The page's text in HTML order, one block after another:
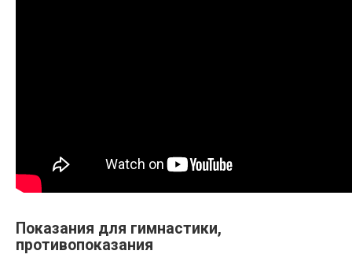
Показания для гимнастики,
противопоказания